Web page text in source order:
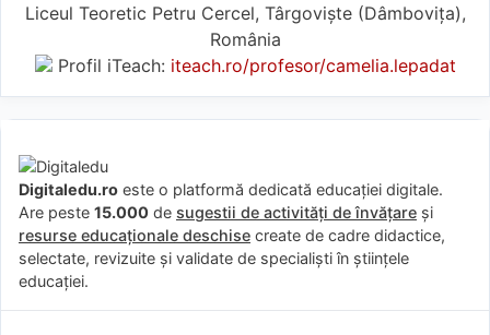
Liceul Teoretic Petru Cercel, Târgoviște (Dâmboviţa),
România
Profil iTeach: iteach.ro/profesor/camelia.lepadat
Digitaledu.ro este o platformă dedicată educației digitale.
Are peste 15.000 de sugestii de activități de învățare și
resurse educaționale deschise create de cadre didactice,
selectate, revizuite și validate de specialiști în științele
educației.